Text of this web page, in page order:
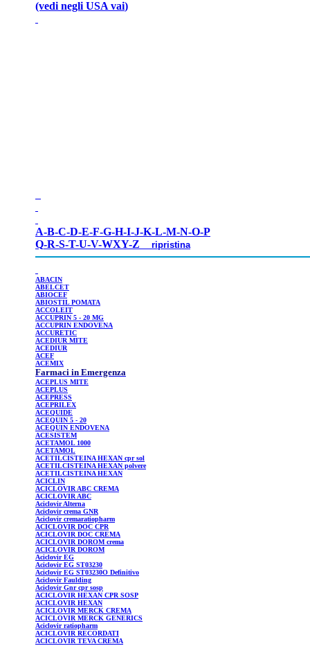
(vedi negli USA vai)
A-B-C-D-E-F-G-H-I-J-K-L-M-N-O-P
Q-R-S-T-U-V-WXY-Z ripristina
ABACIN
ABELCET
ABIOCEF
ABIOSTILPOMATA
ACCOLEIT
ACCUPRIN 5 - 20 MG
ACCUPRIN ENDOVENA
ACCURETIC
ACEDIUR MITE
ACEDIUR
ACEF
ACEMIX
Farmaci in Emergenza
ACEPLUS MITE
ACEPLUS
ACEPRESS
ACEPRILEX
ACEQUIDE
ACEQUIN 5 - 20
ACEQUIN ENDOVENA
ACESISTEM
ACETAMOL1000
ACETAMOL
ACETILCISTEINAHEXAN cpr sol
ACETILCISTEINAHEXAN polvere
ACETILCISTEINAHEXAN
ACICLIN
ACICLOVIR ABC CREMA
ACICLOVIR ABC
AciclovirAlterna
Aciclovircrema GNR
Aciclovircremaratiopharm
ACICLOVIR DOC CPR
ACICLOVIR DOC CREMA
ACICLOVIR DOROM crema
ACICLOVIR DOROM
AciclovirEG
AciclovirEG ST03230
AciclovirEG ST03230O Definitivo
AciclovirFaulding
AciclovirGnr cpr sosp
ACICLOVIR HEXAN CPR SOSP
ACICLOVIR HEXAN
ACICLOVIR MERCK CREMA
ACICLOVIR MERCK GENERICS
Aciclovirratiopharm
ACICLOVIR RECORDATI
ACICLOVIR TEVA CREMA